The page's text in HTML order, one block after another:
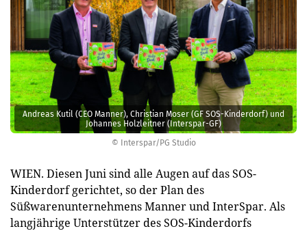
© Interspar/PG Studio
Andreas Kutil (CEO Manner), Christian Moser (GF SOS-Kinderdorf) und
Johannes Holzleitner (Interspar-GF)
WIEN. Diesen Juni sind alle Augen auf das SOS-
Kinderdorf gerichtet, so der Plan des
Süßwarenunternehmens Manner und InterSpar. Als
langjährige Unterstützer des SOS-Kinderdorfs